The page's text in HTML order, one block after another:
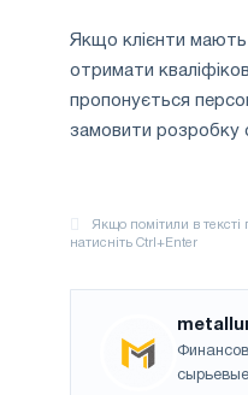
Якщо клієнти мають
отримати
пропонується
замовити розробку